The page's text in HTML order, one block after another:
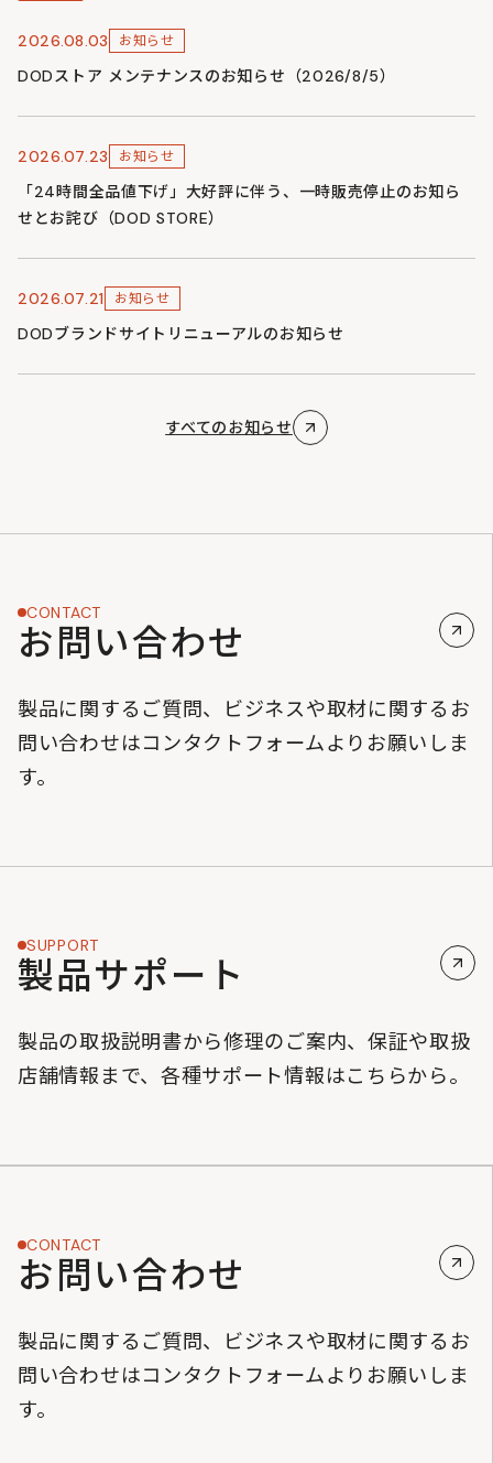
2026.08.03 お知らせ
DODストア メンテナンスのお知らせ（2026/8/5）
2026.07.23 お知らせ
「24時間全品値下げ」大好評に伴う、一時販売停止のお知ら
せとお詫び（DOD STORE）
2026.07.21 お知らせ
DODブランドサイトリニューアルのお知らせ
すべてのお知らせ
CONTACT
お問い合わせ
製品に関するご質問、ビジネスや取材に関するお
問い合わせはコンタクトフォームよりお願いしま
す。
SUPPORT
製品サポート
製品の取扱説明書から修理のご案内、保証や取扱
店舗情報まで、各種サポート情報はこちらから。
CONTACT
お問い合わせ
製品に関するご質問、ビジネスや取材に関するお
問い合わせはコンタクトフォームよりお願いしま
す。